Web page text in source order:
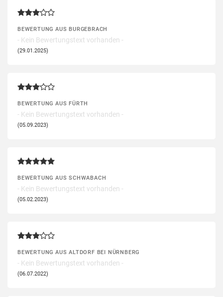
BEWERTUNG AUS BURGEBRACH
- Kein Bewertungstext vorhanden -
(29.01.2025)
BEWERTUNG AUS FÜRTH
- Kein Bewertungstext vorhanden -
(05.09.2023)
BEWERTUNG AUS SCHWABACH
- Kein Bewertungstext vorhanden -
(05.02.2023)
BEWERTUNG AUS ALTDORF BEI NÜRNBERG
- Kein Bewertungstext vorhanden -
(06.07.2022)